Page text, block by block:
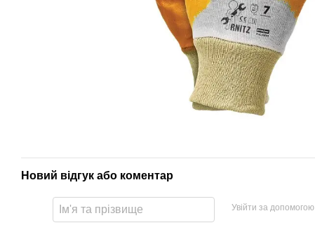
Новий відгук або коментар
Увійти за допомогою